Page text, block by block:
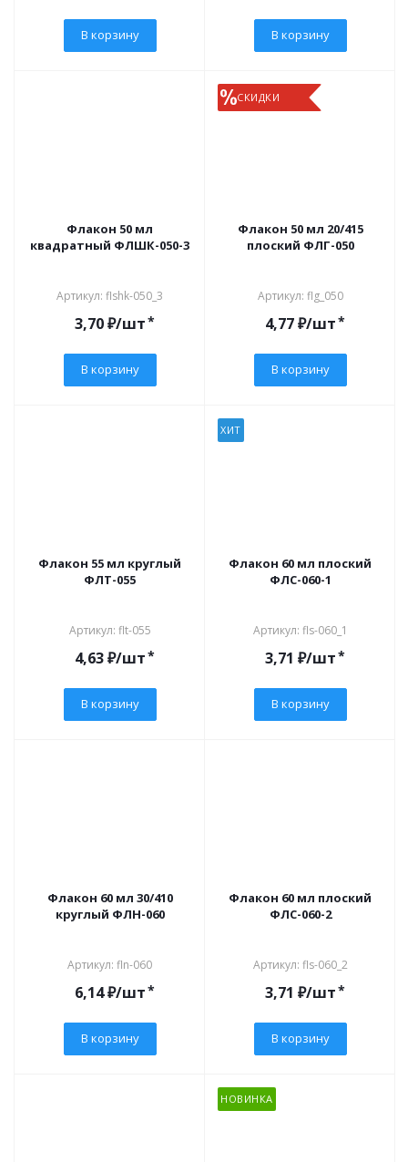
В корзину В корзину
Флакон 50 мл
квадратный ФЛШК-050-3
Артикул: flshk-050_3
3,70₽/шт*
В корзину
СКИДКИ
Флакон 50 мл 20/415
плоский ФЛГ-050
Артикул: flg_050
4,77₽/шт*
В корзину
Флакон 55 мл круглый
ФЛT-055
Артикул: flt-055
4,63₽/шт*
В корзину
ХИТ
Флакон 60 мл плоский
ФЛС-060-1
Артикул: fls-060_1
3,71 ₽/шт*
В корзину
Флакон 60 мл 30/410
круглый ФЛН-060
Артикул: fln-060
6,14₽/шт*
В корзину
Флакон 60 мл плоский
ФЛС-060-2
Артикул: fls-060_2
3,71 ₽/шт*
В корзину
НОВИНКА